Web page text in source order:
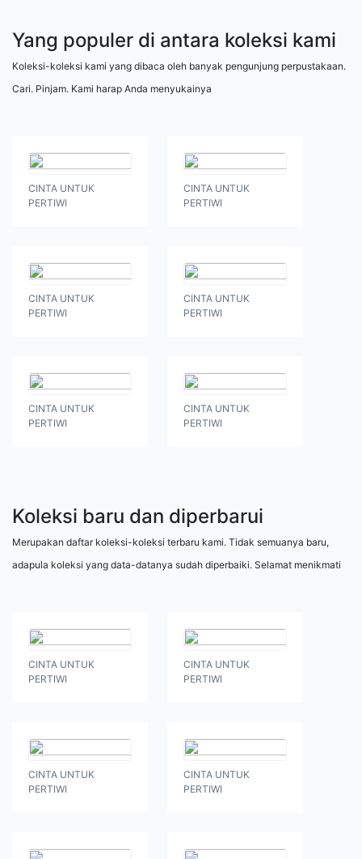
Yang populer di antara koleksi kami
Koleksi-koleksi kami yang dibaca oleh banyak pengunjung perpustakaan.
Cari. Pinjam. Kami harap Anda menyukainya
CINTA UNTUK
PERTIWI
CINTA UNTUK
PERTIWI
CINTA UNTUK
PERTIWI
CINTA UNTUK
PERTIWI
CINTA UNTUK
PERTIWI
CINTA UNTUK
PERTIWI
Koleksi baru dan diperbarui
Merupakan daftar koleksi-koleksi terbaru kami. Tidak semuanya baru,
adapula koleksi yang data-datanya sudah diperbaiki. Selamat menikmati
CINTA UNTUK
PERTIWI
CINTA UNTUK
PERTIWI
CINTA UNTUK
PERTIWI
CINTA UNTUK
PERTIWI